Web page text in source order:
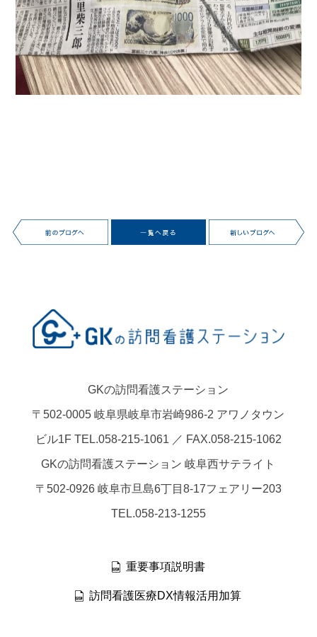
GKの訪問看護ステーション
〒502-0005 岐阜県岐阜市岩崎986-2 アワノタウン
ビル1F TEL.058-215-1061 ／ FAX.058-215-1062
GKの訪問看護ステーション 岐阜西サテライト
〒502-0926 岐阜市旦島6丁目8-17フェアリー203
TEL.058-213-1255
重要事項説明書
訪問看護医療DX情報活用加算